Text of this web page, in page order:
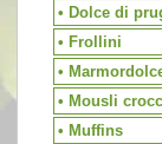
• Dolce di
• Frollini
•
• Mousli
• Muffins